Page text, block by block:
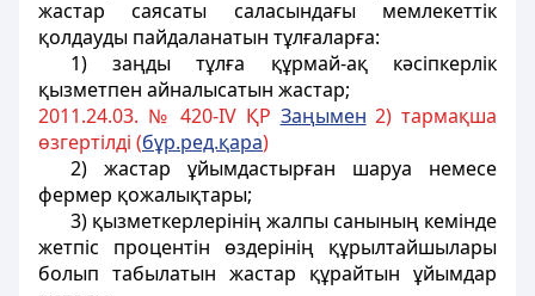
жастар саясаты саласындағы мемлекеттік
қолдауды пайдаланатын тұлғаларға:
1) заңды тұлға құрмай-ақ кәсіпкерлiк
қызметпен айналысатын жастар;
2011.24.03. № 420-IV ҚР Заңымен 2) тармақша
өзгертілді (бұр.ред.қара)
2) жастар ұйымдастырған шаруа немесе
фермер қожалықтары;
3) қызметкерлерінің жалпы санының кемiнде
жетпiс процентін өздерiнің құрылтайшылары
болып табылатын жастар құрайтын ұйымдар